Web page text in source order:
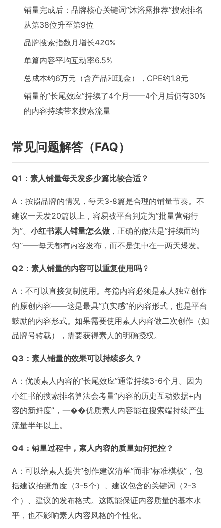
铺量完成后：品牌核心关键词”沐浴露推荐”搜索排名
从第38位升至第9位
品牌搜索指数月增长420%
单篇内容平均互动率6.5%
总成本约6万元（含产品和现金），CPE约1.8元
铺量的”长尾效应”持续了4个月——4个月后仍有30%
的内容持续带来搜索流量
常见问题解答（FAQ）
Q1：素人铺量每天发多少篇比较合适？
A：按照品牌的情况，每天3-8篇是合理的铺量节奏。不
建议一天发20篇以上，容易被平台判定为”批量营销行
为”。 小红书素人铺量怎么做 ，正确的做法是”持续而均
匀”——每天都有内容发布，而不是集中在一两天爆发。
Q2：素人铺量的内容可以重复使用吗？
A：不可以直接复制使用。每篇内容必须是素人独立创作
的原创内容——这是最具”真实感”的内容形式，也是平台
鼓励的内容形式。如果需要使用素人内容做二次创作（如
品牌号转载），需要获得素人的明确授权。
Q3：素人铺量的效果可以持续多久？
A：优质素人内容的”长尾效应”通常持续3-6个月。因为
小红书的搜索排名算法会考量”内容的历史互动数据+内
容的新鲜度”，一��优质素人内容能在搜索端持续产生
流量半年以上。
Q4：铺量过程中，素人内容的质量如何把控？
A：可以给素人提供”创作建议清单”而非”标准模板”，包
括建议拍摄角度（3-5个）、建议包含的关键词（2-3
个）、建议的发布格式。这既能保证内容质量的基本水
平，也不影响素人内容风格的个性化。